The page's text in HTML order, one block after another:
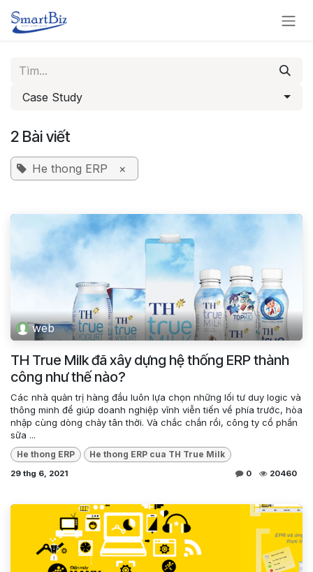
Bỏ qua để đến Nội dung
Case Study
2 Bài viết
He thong ERP ×
web
TH True Milk đã xây dựng hệ thống ERP thành
công như thế nào?
Các nhà quản trị hàng đầu luôn lựa chọn những lối tư duy logic và
thông minh để giúp doanh nghiệp vĩnh viễn tiến về phía trước, hòa
nhập cùng dòng chảy tân thời. Và chắc chắn rồi, công ty cổ phần
sữa ...
He thong ERP He thong ERP cua TH True Milk
29 thg 6, 2021 0 20460